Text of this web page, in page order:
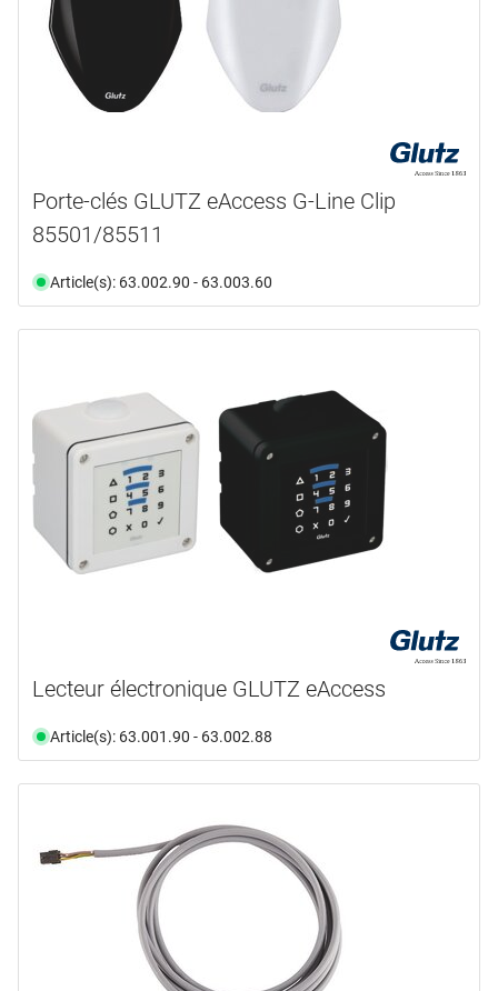
Porte-clés GLUTZ eAccess G-Line Clip
85501/85511
Article(s): 63.002.90 - 63.003.60
Lecteur électronique GLUTZ eAccess
Article(s): 63.001.90 - 63.002.88